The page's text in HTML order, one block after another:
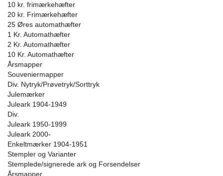
10 kr. frimærkehæfter
20 kr. Frimærkehæfter
25 Øres automathæfter
1 Kr. Automathæfter
2 Kr. Automathæfter
10 Kr. Automathæfter
Årsmapper
Souveniermapper
Div. Nytryk/Prøvetryk/Sorttryk
Julemærker
Juleark 1904-1949
Div.
Juleark 1950-1999
Juleark 2000-
Enkeltmærker 1904-1951
Stempler og Varianter
Stemplede/signerede ark og Forsendelser
Årsmapper